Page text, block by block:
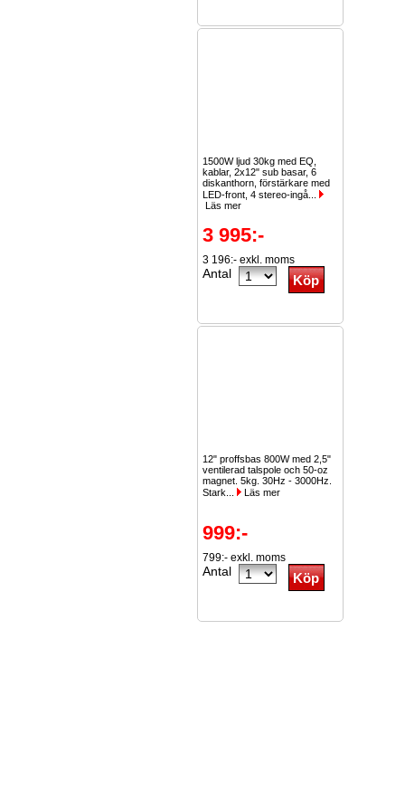
1500W ljud 30kg med EQ,
kablar, 2x12" sub basar, 6
diskanthorn, förstärkare med
LED-front, 4 stereo-ingå...
Läs mer
3 995:-
3 196:- exkl. moms
Antal
12" proffsbas 800W med 2,5"
ventilerad talspole och 50-oz
magnet. 5kg. 30Hz - 3000Hz.
Stark...
Läs mer
999:-
799:- exkl. moms
Antal